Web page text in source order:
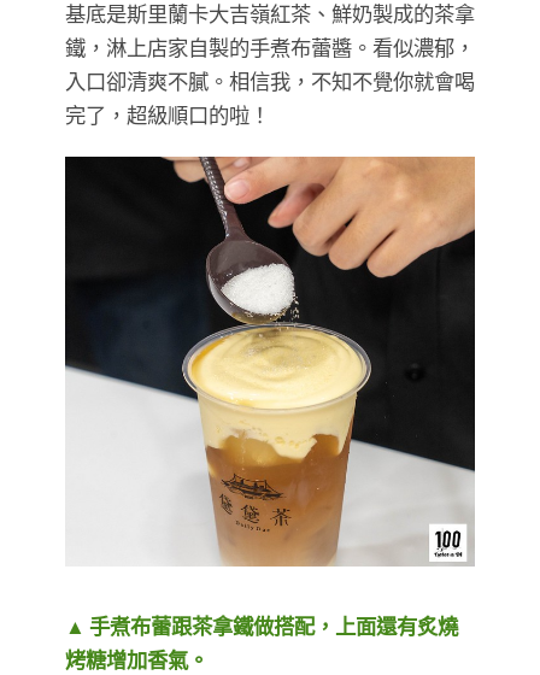
基底是斯里蘭卡大吉嶺紅茶、鮮奶製成的茶拿
鐵，淋上店家自製的手煮布蕾醬。看似濃郁，
入口卻清爽不膩。相信我，不知不覺你就會喝
完了，超級順口的啦！
▲ 手煮布蕾跟茶拿鐵做搭配，上面還有炙燒
烤糖增加香氣。